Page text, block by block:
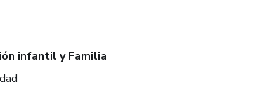
infantil y Familia